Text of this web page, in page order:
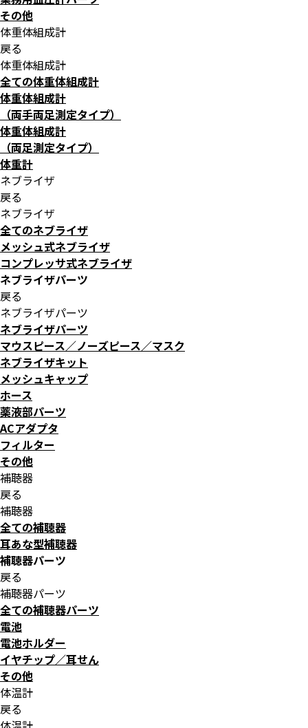
その他
体重体組成計
戻る
体重体組成計
全ての体重体組成計
体重体組成計
（両手両足測定タイプ）
体重体組成計
（両足測定タイプ）
体重計
ネブライザ
戻る
ネブライザ
全てのネブライザ
メッシュ式ネブライザ
コンプレッサ式ネブライザ
ネブライザパーツ
戻る
ネブライザパーツ
ネブライザパーツ
マウスピース／ノーズピース／マスク
ネブライザキット
メッシュキャップ
ホース
薬液部パーツ
ACアダプタ
フィルター
その他
補聴器
戻る
補聴器
全ての補聴器
耳あな型補聴器
補聴器パーツ
戻る
補聴器パーツ
全ての補聴器パーツ
電池
電池ホルダー
イヤチップ／耳せん
その他
体温計
戻る